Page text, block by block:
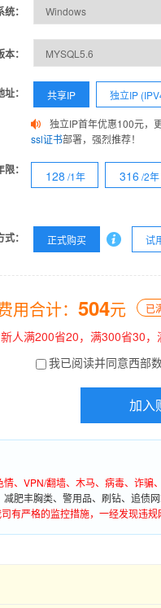
：
：
： 共享IP 独立IP
独立IP首年优惠100元，
ssl证书部署，强烈推荐！
： 128 /1年 316 /2年
： 正式购买 试
用合计： 504元 已
新人满200省20，满300省30
我已阅读并同意西部
加入
、VPN/翻墙、木马、病毒、诈
肥丰胸类、警用品、刷钻、追债
有严格的监控措施，一经发现违规